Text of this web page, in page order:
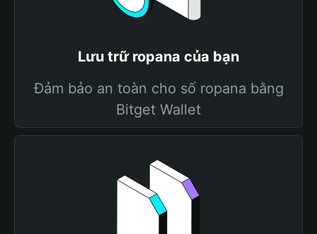
Lưu trữ ropana của bạn
Đảm bảo an toàn cho số ropana bằng
Bitget Wallet